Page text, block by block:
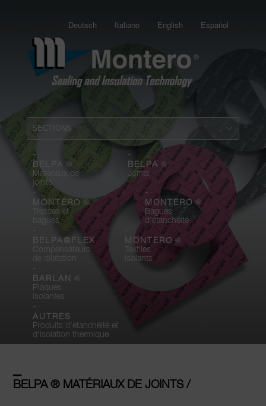
Español
English
Italiano
Deutsch
-
BELPA ®
Matériaux de
joints
-
BELPA ®
Joints
-
MONTERO®
Tresses et
bagues
-
MONTERO®
Bagues
d'étanchéité
BELPA®FLEX
Compensateurs
de dilatation
MONTERO®
Textiles
isolants
-
BARLAN
®
Plaques
isolantes
-
AUTRES
Produits d'étanchéité et
d'isolation thermique
–
BELPA ® MATÉRIAUX DE JOINTS /